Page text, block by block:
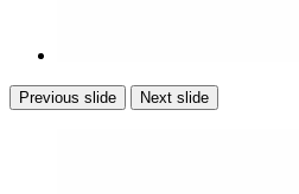
Previous slide Next slide